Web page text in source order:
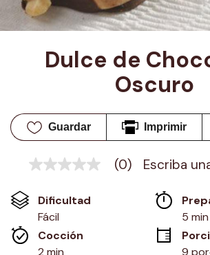
Dulce de
Oscuro
Guardar Imprimir
Sin
en
misma
página.
(0) Escriba
Dificultad
Fácil
5 min
Cocción
2 min
9